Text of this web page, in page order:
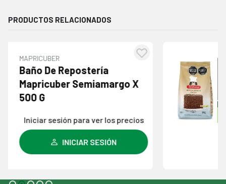
PRODUCTOS RELACIONADOS
a
lista
Bizcochuelo Bárbara
Chocolate X 450 Gr
Iniciar sesión para ver los precios
INICIAR SESIÓN